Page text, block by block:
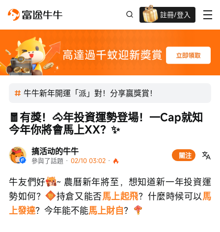
註冊/登入
迎新驚喜賞 股票/BTC等任你揀!
牛牛新年開運「派」對！分享贏獎賞！
搞活动的牛牛
參與了話題 · 02/10 03:02 ·
關注
🧧有獎！🐴年投資運勢登場！一Cap就知
今年你將會馬上XX？✨
牛友們好
~ 農曆新年將至，想知道新一年投資運
勢如何？
持倉又能否馬上起飛？什麼時候可以馬
上發達？今年能不能馬上財自？